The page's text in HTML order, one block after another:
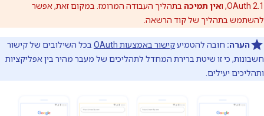
OAuth 2.1, ו
אין תמיכה בתהליך העבודה המרומז. במקום זאת, אפשר
להשתמש בתהליך של קוד הרשאה.
הערה: חובה להטמיעקישור באמצעות OAuth
בכל השילובים של קישור
חשבונות, כי זו שיטת ברירת המחדל לתהליכים של מעבר מהיר בין אפליקציות
ותהליכים יעילים.